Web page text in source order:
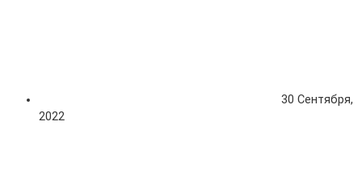
30 Сентября,
2022